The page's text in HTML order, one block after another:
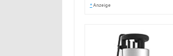
* Anzeige